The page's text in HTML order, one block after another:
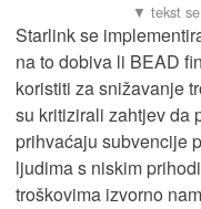
Starlink se
na to dobiva li BEAD
koristiti za snižavanje
su kritizirali zahtjev da
prihvaćaju subvencije
ljudima s niskim
troškovima izvorno